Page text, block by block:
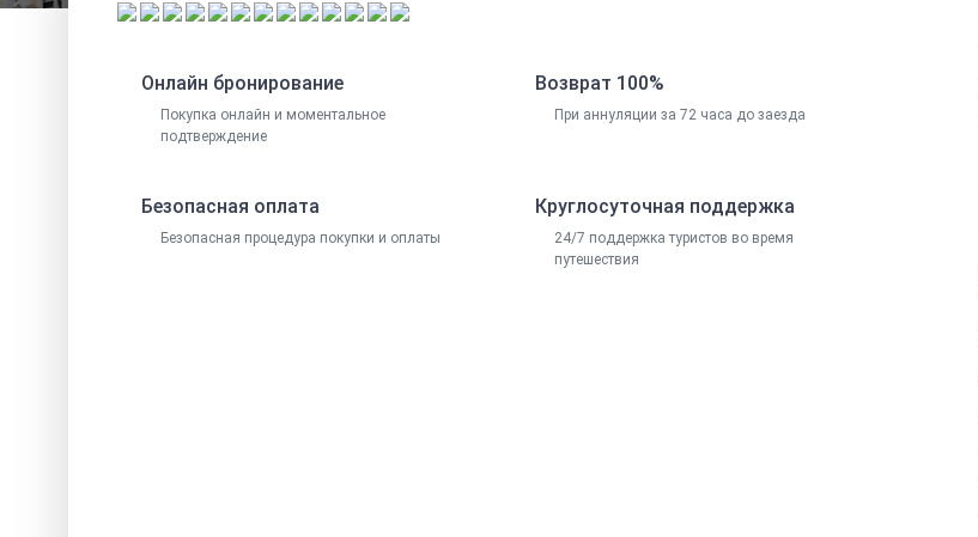
Онлайн бронирование
Покупка онлайн и моментальное
подтверждение
Возврат 100%
При аннуляции за 72 часа до заезда
Безопасная оплата
Безопасная процедура покупки и оплаты
Круглосуточная поддержка
24/7 поддержка туристов во время
путешествия